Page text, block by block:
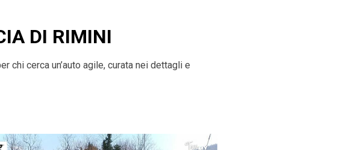
DI RIMINI
chi cerca un’auto agile, curata nei dettagli e